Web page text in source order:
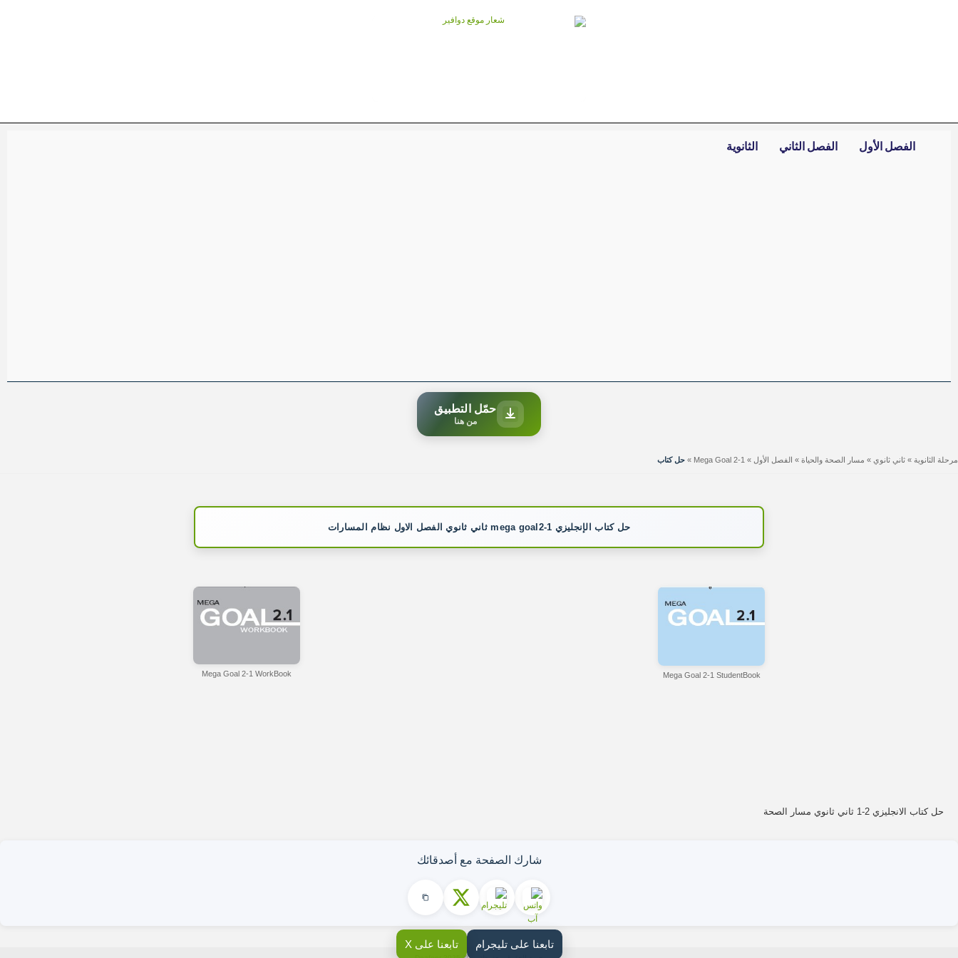
الفصل الأول الفصل الثاني الثانوية
حمّل التطبيق
من هنا
مرحلة الثانوية » ثاني ثانوي » مسار الصحة والحياة » الفصل الأول »
Mega Goal 2-1
» حل كتاب
حل كتاب الإنجليزي mega goal2-1 ثاني ثانوي الفصل الاول نظام المسارات
Mega Goal 2-1 StudentBook
Mega Goal 2-1 WorkBook
حل كتاب الانجليزي 2-1 ثاني ثانوي مسار الصحة
شارك الصفحة مع أصدقائك
تابعنا على تليجرام تابعنا على X